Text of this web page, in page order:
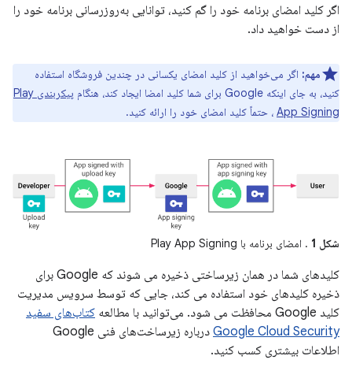
اگر کلید امضای برنامه خود را گم کنید، توانایی به‌روزرسانی برنامه خود را
از دست خواهید داد.
مهم: اگر می‌خواهید از کلید امضای یکسانی در چندین فروشگاه استفاده
کنید، به جای اینکه Google برای شما کلید امضا ایجاد کند، هنگام
پیکربندی Play
App Signing ، حتماً کلید امضای خود را ارائه کنید.
شکل 1 . امضای برنامه با Play App Signing
کلیدهای شما در همان زیرساختی ذخیره می شوند که Google برای
ذخیره کلیدهای خود استفاده می کند، جایی که توسط سرویس مدیریت
کلید Google محافظت می شود. می‌توانید با مطالعه
کتاب‌های سفید
Google Cloud Security
درباره زیرساخت‌های فنی Google
اطلاعات بیشتری کسب کنید.